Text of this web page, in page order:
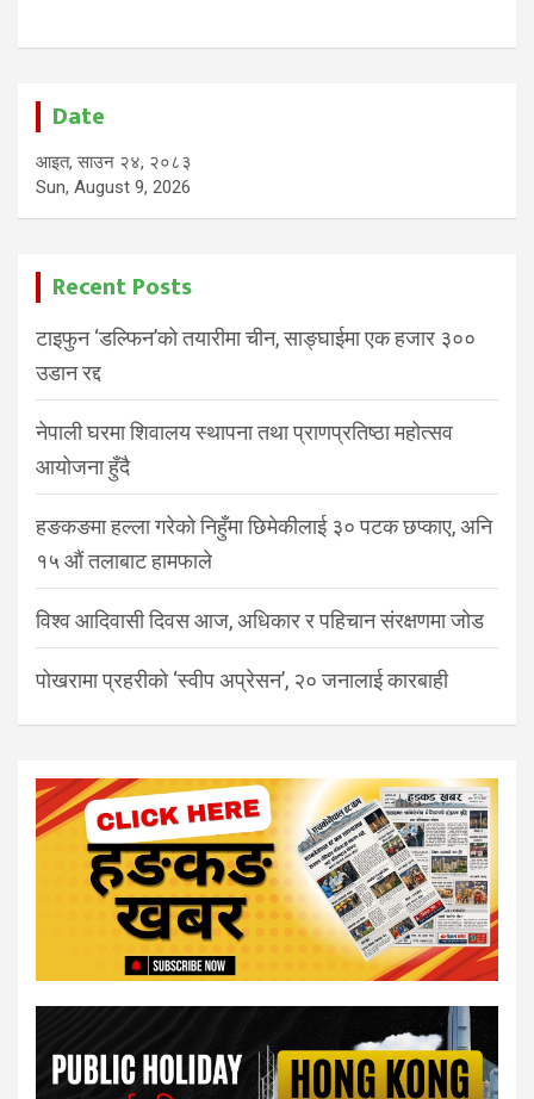
Date
आइत, साउन २४, २०८३
Sun, August 9, 2026
Recent Posts
टाइफुन ‘डल्फिन’को तयारीमा चीन, साङ्घाईमा एक हजार ३००
उडान रद्द
नेपाली घरमा शिवालय स्थापना तथा प्राणप्रतिष्ठा महोत्सव
आयोजना हुँदै
हङकङमा हल्ला गरेको निहुँमा छिमेकीलाई ३० पटक छप्काए, अनि
१५ औं तलाबाट हामफाले
विश्व आदिवासी दिवस आज, अधिकार र पहिचान संरक्षणमा जोड
पोखरामा प्रहरीको ‘स्वीप अप्रेसन’, २० जनालाई कारबाही